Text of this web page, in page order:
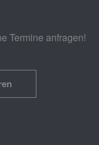
Termine anfragen!